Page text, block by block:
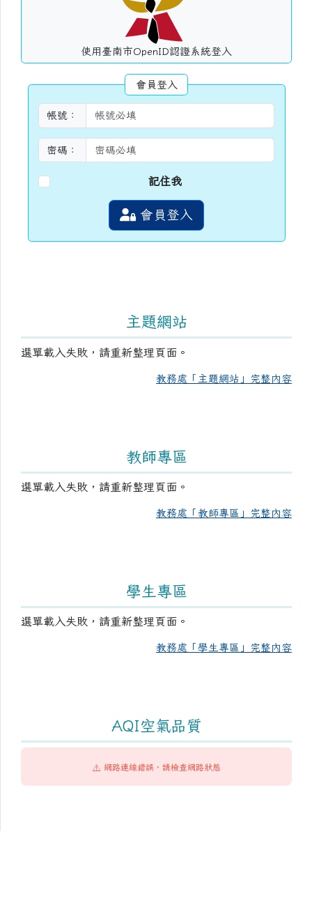
使用臺南市OpenID認證系統登入
會員登入
帳號：
密碼：
記住我
會員登入
主題網站
選單載入失敗，請重新整理頁面。
教務處「主題網站」完整內容
教師專區
選單載入失敗，請重新整理頁面。
教務處「教師專區」完整內容
學生專區
選單載入失敗，請重新整理頁面。
教務處「學生專區」完整內容
AQI空氣品質
⚠️ 網路連線錯誤，請檢查網路狀態